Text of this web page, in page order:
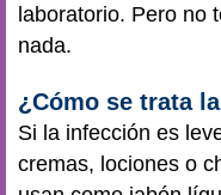
laboratorio. Pero no
nada.
¿Cómo se trata
Si la infección es
cremas, lociones o